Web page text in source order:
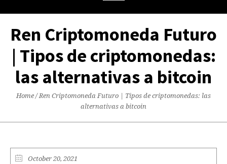
Ren Criptomoneda Futuro
| Tipos de criptomonedas:
las alternativas a bitcoin
Home /Ren Criptomoneda Futuro | Tipos de criptomonedas: las
alternativas a bitcoin
October 20, 2021